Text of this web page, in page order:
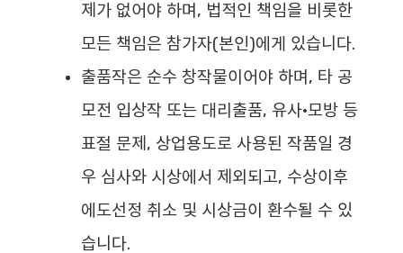
제가 없어야 하며, 법적인 책임을 비롯한
모든 책임은 참가자(본인)에게 있습니다.
출품작은 순수 창작물이어야 하며, 타 공
모전 입상작 또는 대리출품, 유사·모방 등
표절 문제, 상업용도로 사용된 작품일 경
우 심사와 시상에서 제외되고, 수상이후
에도선정 취소 및 시상금이 환수될 수 있
습니다.